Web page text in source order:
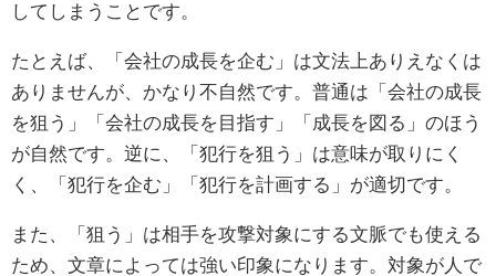
してしまうことです。
たとえば、「会社の成長を企む」は文法上ありえなくは
ありませんが、かなり不自然です。普通は「会社の成長
を狙う」「会社の成長を目指す」「成長を図る」のほう
が自然です。逆に、「犯行を狙う」は意味が取りにく
く、「犯行を企む」「犯行を計画する」が適切です。
また、「狙う」は相手を攻撃対象にする文脈でも使える
ため、文章によっては強い印象になります。対象が人で